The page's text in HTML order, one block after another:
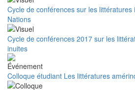
Cycle de conférences sur les
Nations
Cycle de conférences 2017 sur les
inuites
Colloque étudiant Les littératures